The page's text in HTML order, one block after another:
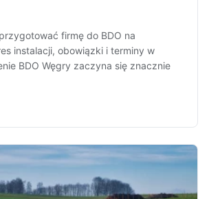
firmę do BDO na
instalacji, obowiązki i terminy w
BDO Węgry zaczyna się znacznie